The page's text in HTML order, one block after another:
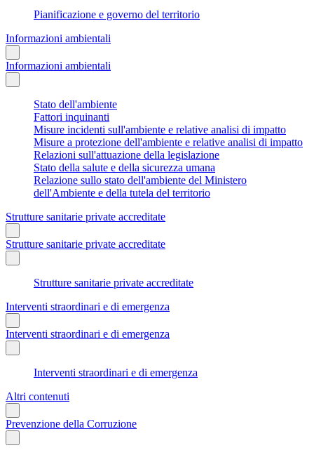
Pianificazione e governo del territorio
Informazioni ambientali
Informazioni ambientali
Stato dell'ambiente
Fattori inquinanti
Misure incidenti sull'ambiente e relative analisi di impatto
Misure a protezione dell'ambiente e relative analisi di impatto
Relazioni sull'attuazione della legislazione
Stato della salute e della sicurezza umana
Relazione sullo stato dell'ambiente del Ministero
dell'Ambiente e della tutela del territorio
Strutture sanitarie private accreditate
Strutture sanitarie private accreditate
Strutture sanitarie private accreditate
Interventi straordinari e di emergenza
Interventi straordinari e di emergenza
Interventi straordinari e di emergenza
Altri contenuti
Prevenzione della Corruzione